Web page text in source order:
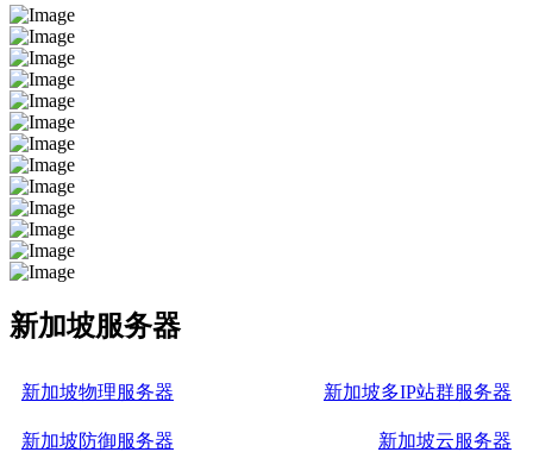
新加坡服务器
新加坡物理服务器 新加坡多IP站群服务器
新加坡防御服务器 新加坡云服务器